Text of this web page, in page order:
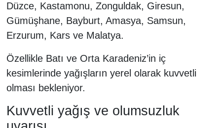
Düzce, Kastamonu, Zonguldak, Giresun,
Gümüşhane, Bayburt, Amasya, Samsun,
Erzurum, Kars ve Malatya.
Özellikle Batı ve Orta Karadeniz’in iç
kesimlerinde yağışların yerel olarak kuvvetli
olması bekleniyor.
Kuvvetli yağış ve olumsuzluk